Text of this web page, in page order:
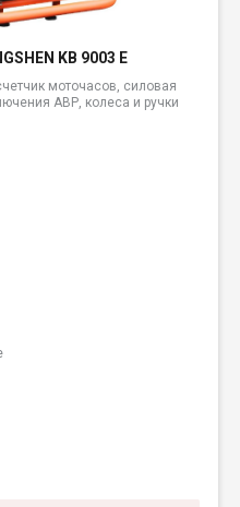
KB 9003 E
моточасов, силовая
АВР, колеса и ручки